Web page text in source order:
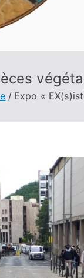
Expo «